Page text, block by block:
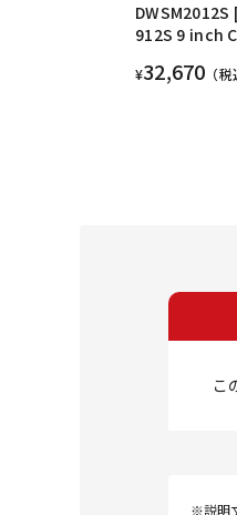
912S 9 inch
¥32,670 （税
こ
※説明